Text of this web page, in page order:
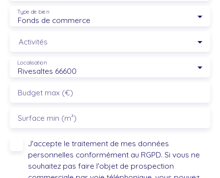
Fonds de commerce
Type de bien
Activités
Rivesaltes 66600
Localisation
Budget max (€)
Surface min (m²)
J'accepte le traitement de mes données
personnelles conformément au RGPD. Si vous ne
souhaitez pas faire l'objet de prospection